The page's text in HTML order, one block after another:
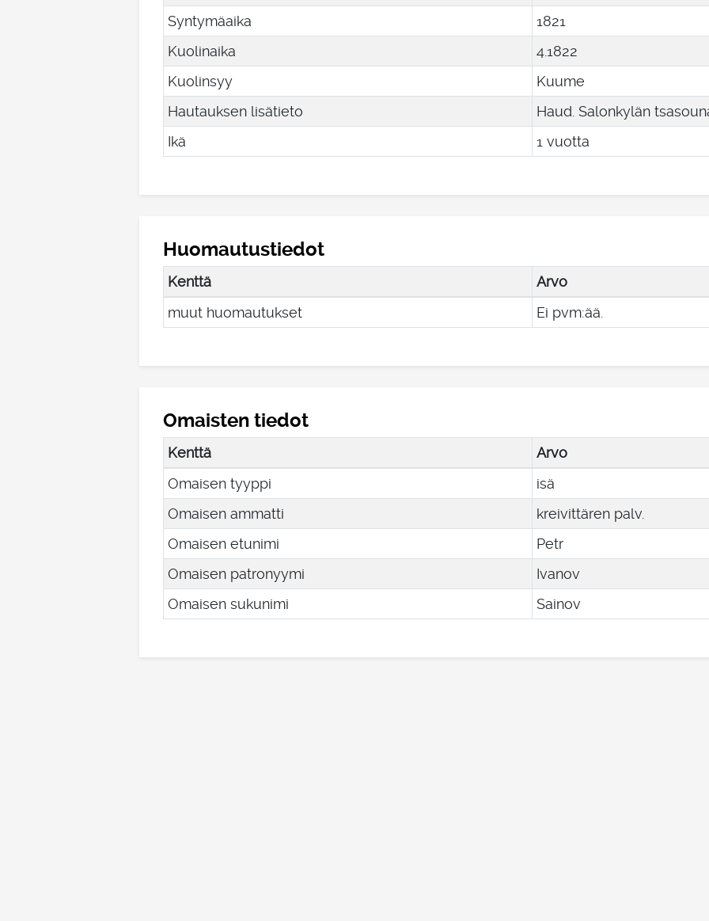
Syntymäaika
1821
Kuolinaika
4.1822
Kuolinsyy
Kuume
Hautauksen lisätieto
Haud. Salonkylän
Ikä
1 vuotta
Huomautustiedot
Kenttä
Arvo
muut huomautukset
Ei pvm:ää.
Omaisten tiedot
Kenttä
Arvo
Omaisen tyyppi
isä
Omaisen ammatti
kreivittären palv.
Omaisen etunimi
Petr
Omaisen patronyymi
Ivanov
Omaisen sukunimi
Sainov